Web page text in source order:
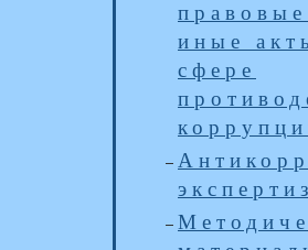
иные
сфере